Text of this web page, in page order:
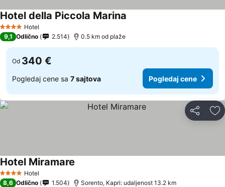
4 ZvezdiceHotel
Hotel della Piccola Marina
9,1 Odlično 2.514 0.5 km od plaže
Od 340 €
Pogledaj cene sa 7 sajtova Pogledaj cene
Deli
4 ZvezdiceHotel
Hotel Miramare
8,6 Odlično 1.504 Sorento, Kapri: udaljenost 13.2 km